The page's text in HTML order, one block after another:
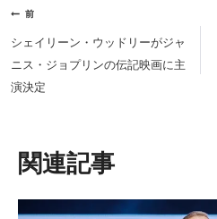
投
稿
ナ
ビ
シ
ョ
ン
前
シェイリーン・ウッドリーがジャ
ニス・ジョプリンの伝記映画に主
演決定
類似投稿